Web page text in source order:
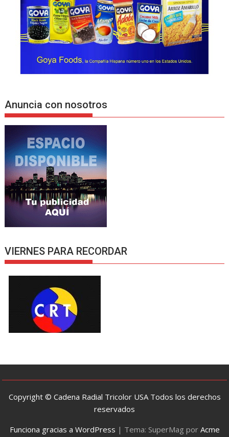
Anuncia con nosotros
VIERNES PARA RECORDAR
Copyright © Cadena Radial Tricolor USA Todos los derechos
reservados
Funciona gracias a WordPress | Tema: SuperMag por Acme